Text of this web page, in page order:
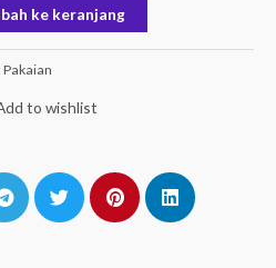
ke keranjang
Pakaian
to wishlist